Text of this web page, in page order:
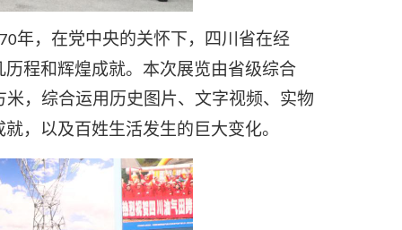
70年，在党中央的关怀下，四川省在经
程和辉煌成就。本次展览由省级综合
米，综合运用历史图片、文字视频、实物
，以及百姓生活发生的巨大变化。